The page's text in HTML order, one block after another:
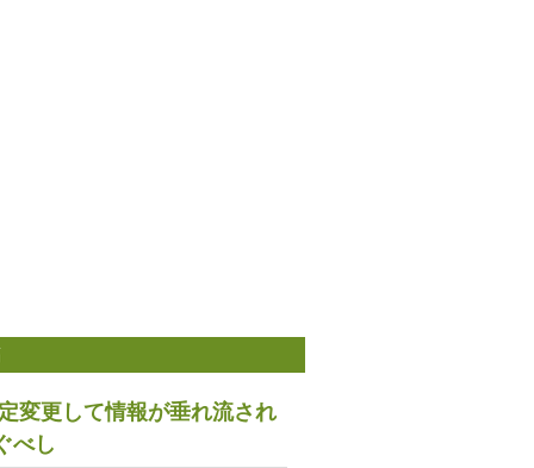
変更して情報が垂れ流され
べし